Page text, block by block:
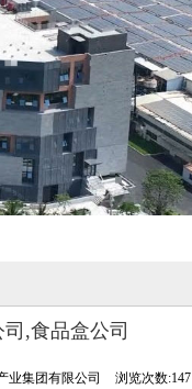
,食品盒公司
业集团有限公司 浏览次数:147